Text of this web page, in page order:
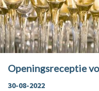
Openingsreceptie
30-08-2022